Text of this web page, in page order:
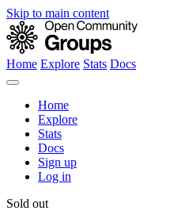
Skip to main content
Home Explore Stats Docs
Home
Explore
Stats
Docs
Sign up
Log in
Sold out